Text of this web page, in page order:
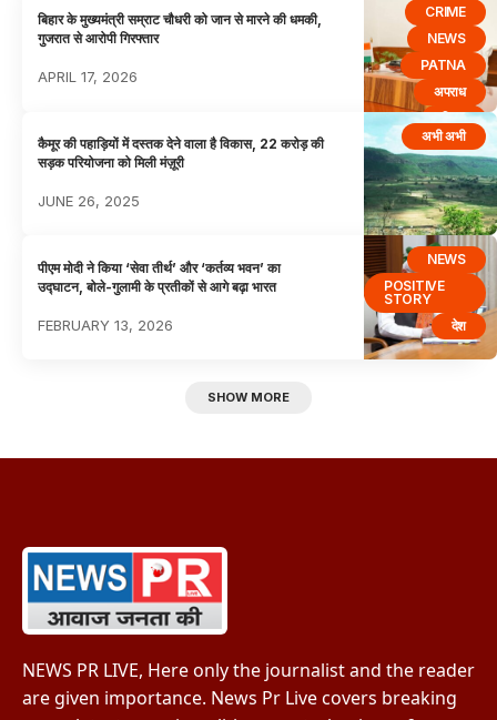
CRIME
NEWS
PATNA
अपराध
बिहार के मुख्यमंत्री सम्राट चौधरी को जान से मारने की धमकी,
गुजरात से आरोपी गिरफ्तार
APRIL 17, 2026
अभी अभी
कैमूर की पहाड़ियों में दस्तक देने वाला है विकास, 22 करोड़ की
सड़क परियोजना को मिली मंज़ूरी
JUNE 26, 2025
NEWS
POSITIVE
STORY
देश
पीएम मोदी ने किया ‘सेवा तीर्थ’ और ‘कर्तव्य भवन’ का
उद्घाटन, बोले-गुलामी के प्रतीकों से आगे बढ़ा भारत
FEBRUARY 13, 2026
SHOW MORE
NEWS PR LIVE, Here only the journalist and the reader
are given importance. News Pr Live covers breaking